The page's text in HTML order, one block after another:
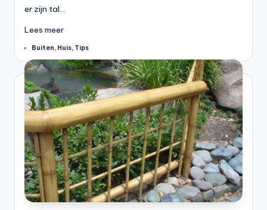
er zijn tal…
Lees meer
Tags:Buiten, Huis, Tips